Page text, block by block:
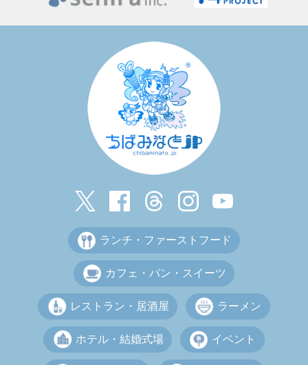
ランチ・ファーストフード
カフェ・パン・スイーツ
レストラン・居酒屋 ラーメン
ホテル・結婚式場 イベント